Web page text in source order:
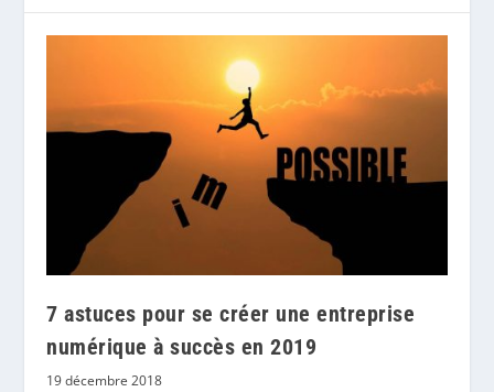
7 astuces pour se créer une entreprise
numérique à succès en 2019
19 décembre 2018